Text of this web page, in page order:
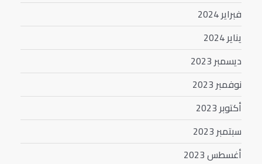
فبراير 2024
يناير 2024
ديسمبر 2023
نوفمبر 2023
أكتوبر 2023
سبتمبر 2023
أغسطس 2023